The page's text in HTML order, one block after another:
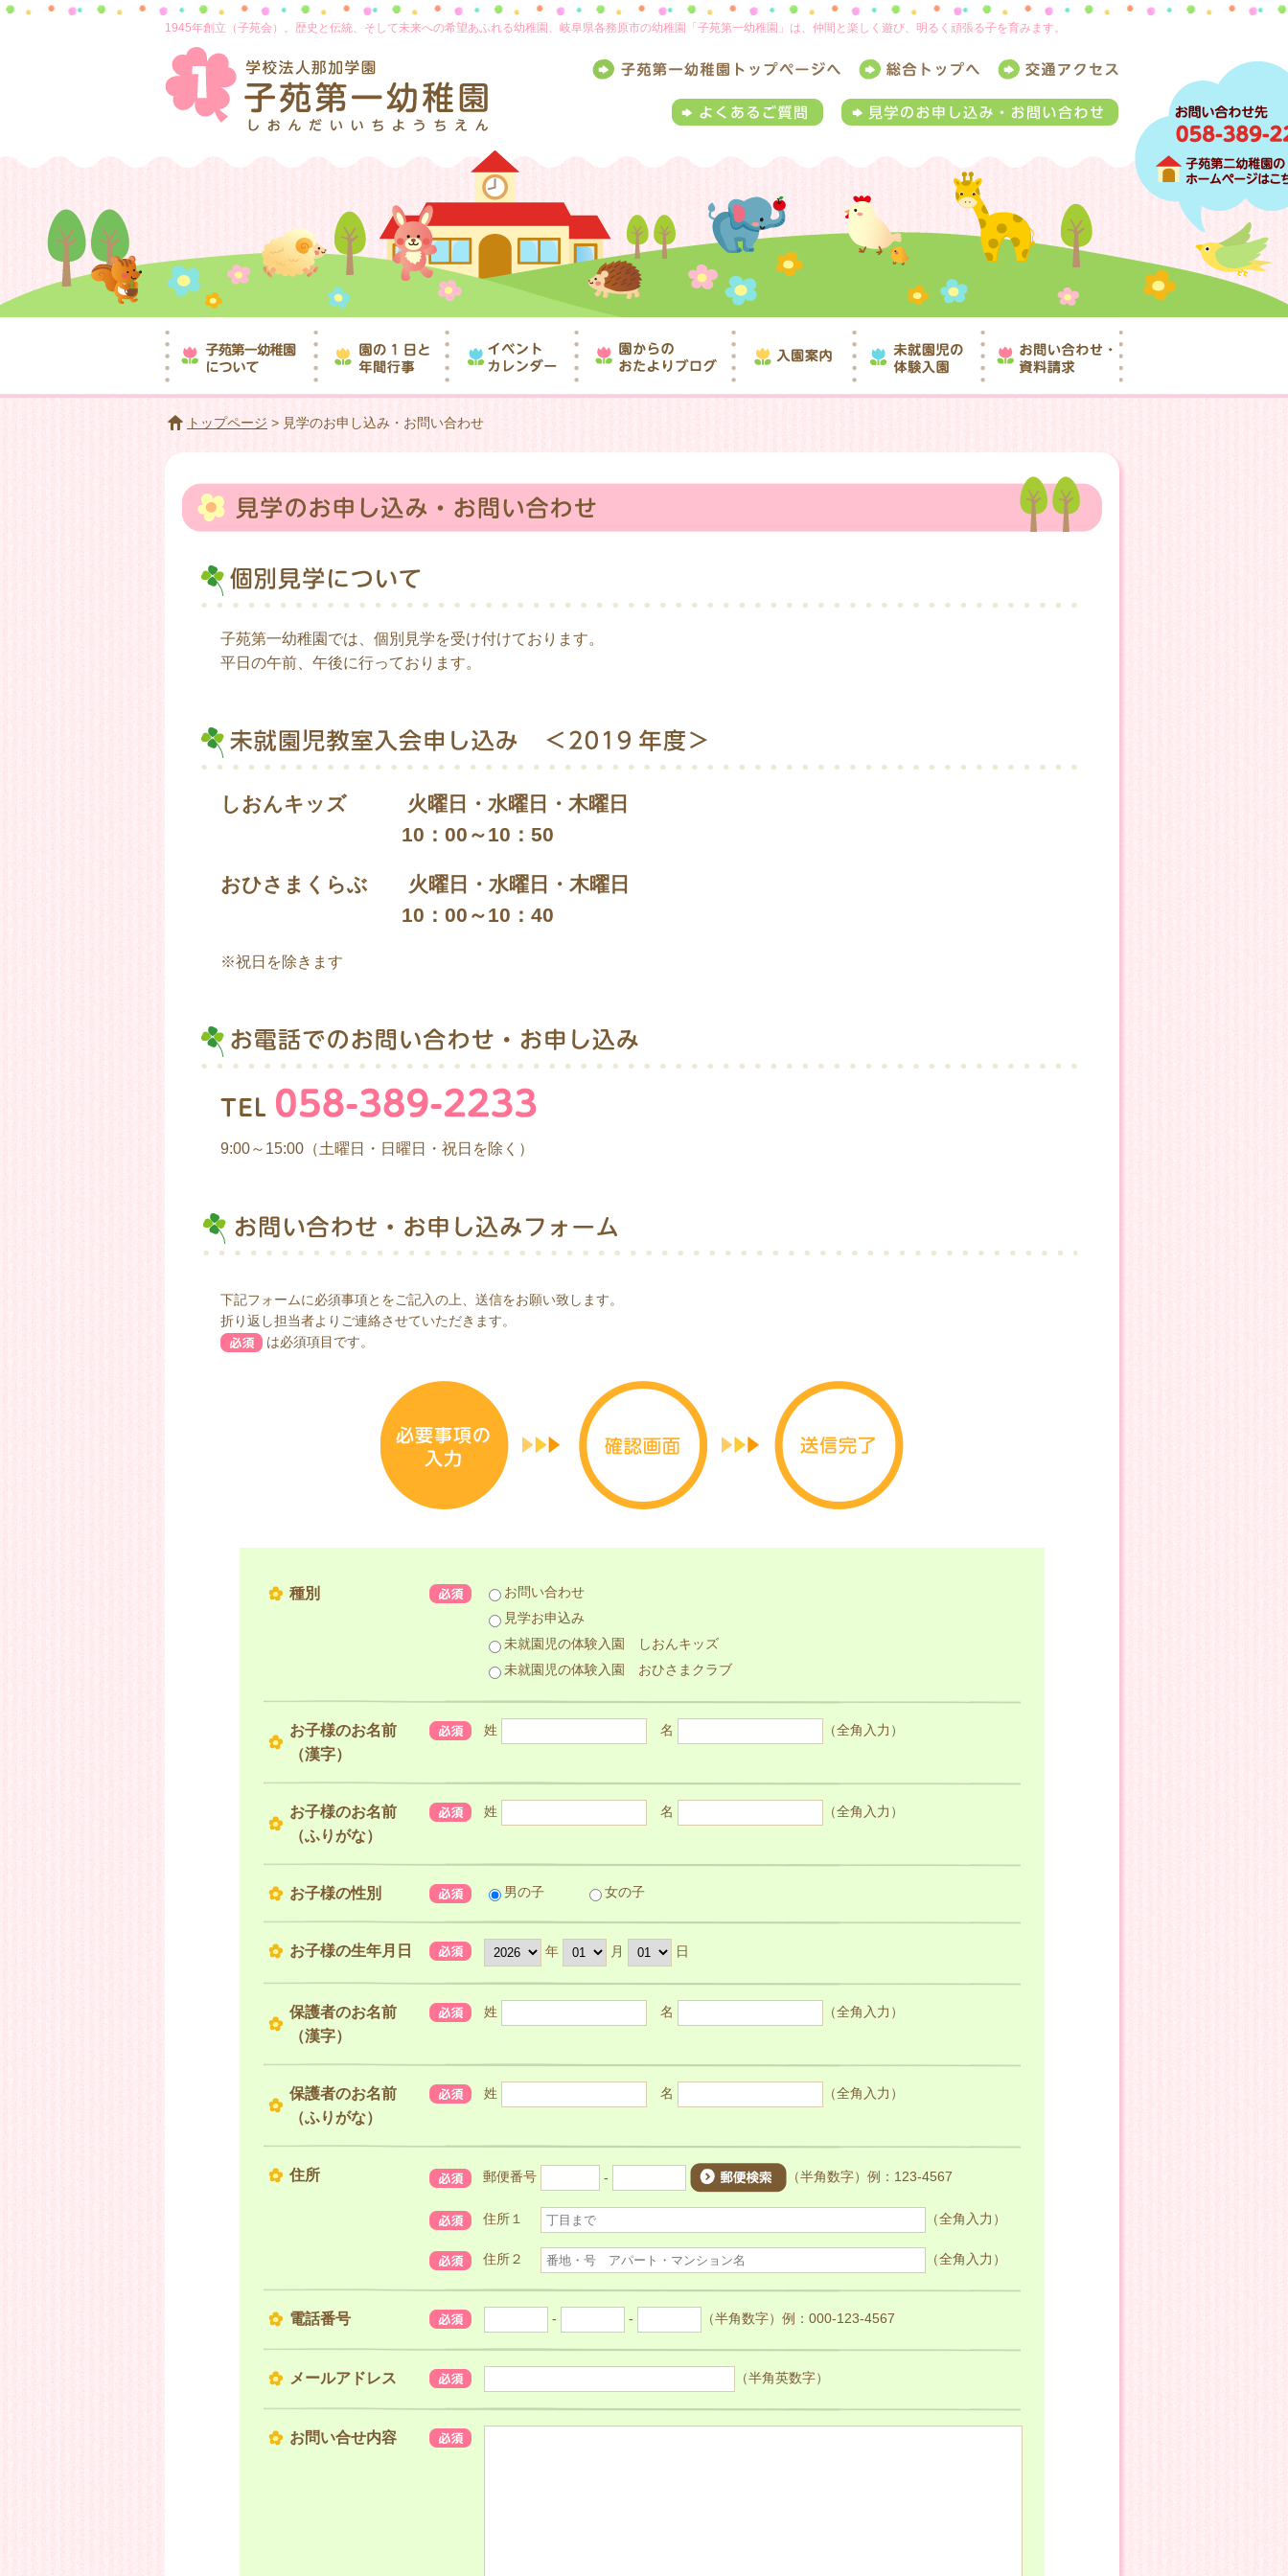
1945年創立（子苑会）。歴史と伝統、そして未来への希望あふれる幼稚園、岐阜県各務原市の幼稚園「子苑第一幼稚園」は、仲間と楽しく遊び、明るく頑張る子を育みます。
トップページ > 見学のお申し込み・お問い合わせ
子苑第一幼稚園では、個別見学を受け付けております。
平日の午前、午後に行っております。
しおんキッズ 火曜日・水曜日・木曜日
10：00～10：50
おひさまくらぶ 火曜日・水曜日・木曜日
10：00～10：40
※祝日を除きます
9:00～15:00（土曜日・日曜日・祝日を除く）
下記フォームに必須事項とをご記入の上、送信をお願い致します。
折り返し担当者よりご連絡させていただきます。
は必須項目です。
種別
お問い合わせ
見学お申込み
未就園児の体験入園 しおんキッズ
未就園児の体験入園 おひさまクラブ
お子様のお名前
（漢字）
姓 名 （全角入力）
お子様のお名前
（ふりがな）
姓 名 （全角入力）
お子様の性別 男の子 女の子
お子様の生年月日 年 月 日
保護者のお名前
（漢字）
姓 名 （全角入力）
保護者のお名前
（ふりがな）
姓 名 （全角入力）
住所 郵便番号 - （半角数字）例：123-4567
住所１ （全角入力）
住所２ （全角入力）
電話番号 - - （半角数字）例：000-123-4567
メールアドレス （半角英数字）
お問い合せ内容